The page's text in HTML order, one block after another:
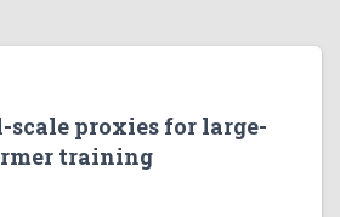
scale proxies for large-
training